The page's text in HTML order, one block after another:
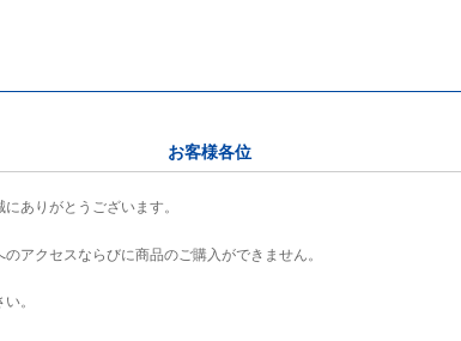
お客様各位
ありがとうございます。
アクセスならびに商品のご購入ができません。
。